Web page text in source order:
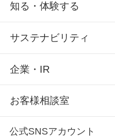
知る・体験する
サステナビリティ
企業・IR
お客様相談室
公式SNSアカウント